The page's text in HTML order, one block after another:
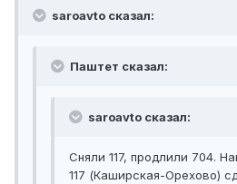
saroavto сказал:
Паштет сказал:
saroavto сказал:
Сняли 117, продлили 704.
117 (Каширская-Орехово)